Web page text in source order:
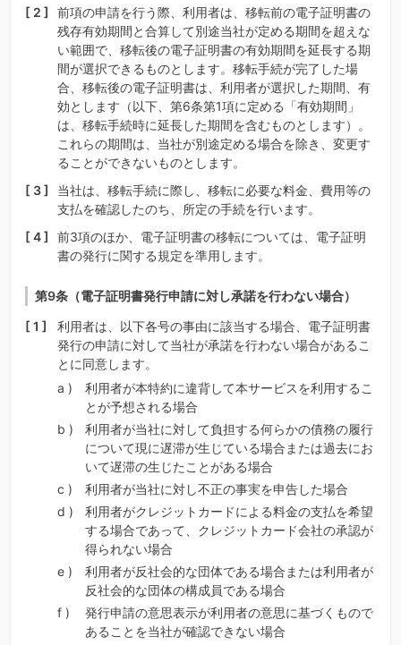
前項の申請を行う際、利用者は、移転前の電子証明書の
残存有効期間と合算して別途当社が定める期間を超えな
い範囲で、移転後の電子証明書の有効期間を延長する期
間が選択できるものとします。移転手続が完了した場
合、移転後の電子証明書は、利用者が選択した期間、有
効とします（以下、第6条第1項に定める「有効期間」
は、移転手続時に延長した期間を含むものとします）。
これらの期間は、当社が別途定める場合を除き、変更す
ることができないものとします。
当社は、移転手続に際し、移転に必要な料金、費用等の
支払を確認したのち、所定の手続を行います。
前3項のほか、電子証明書の移転については、電子証明
書の発行に関する規定を準用します。
第9条（電子証明書発行申請に対し承諾を行わない場合）
利用者は、以下各号の事由に該当する場合、電子証明書
発行の申請に対して当社が承諾を行わない場合があるこ
とに同意します。
利用者が本特約に違背して本サービスを利用するこ
とが予想される場合
利用者が当社に対して負担する何らかの債務の履行
について現に遅滞が生じている場合または過去にお
いて遅滞の生じたことがある場合
利用者が当社に対し不正の事実を申告した場合
利用者がクレジットカードによる料金の支払を希望
する場合であって、クレジットカード会社の承認が
得られない場合
利用者が反社会的な団体である場合または利用者が
反社会的な団体の構成員である場合
発行申請の意思表示が利用者の意思に基づくもので
あることを当社が確認できない場合